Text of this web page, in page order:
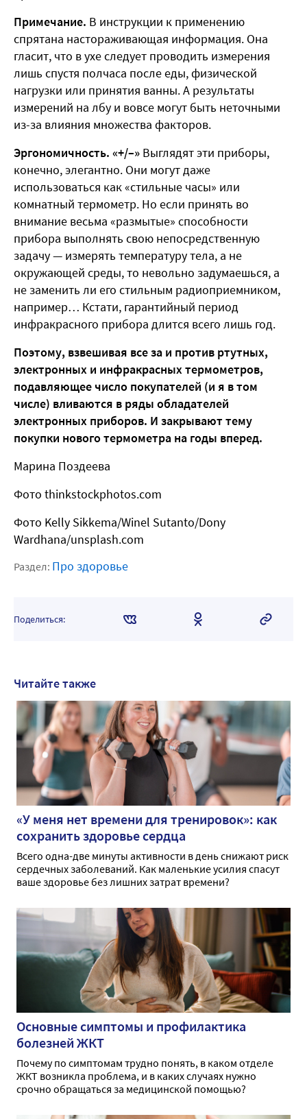
Примечание. В инструкции к применению
спрятана настораживающая информация. Она
гласит, что в ухе следует проводить измерения
лишь спустя полчаса после еды, физической
нагрузки или принятия ванны. А результаты
измерений на лбу и вовсе могут быть неточными
из-за влияния множества факторов.
Эргономичность. «+/–» Выглядят эти приборы,
конечно, элегантно. Они могут даже
использоваться как «стильные часы» или
комнатный термометр. Но если принять во
внимание весьма «размытые» способности
прибора выполнять свою непосредственную
задачу — измерять температуру тела, а не
окружающей среды, то невольно задумаешься, а
не заменить ли его стильным радиоприемником,
например… Кстати, гарантийный период
инфракрасного прибора длится всего лишь год.
Поэтому, взвешивая все за и против ртутных,
электронных и инфракрасных термометров,
подавляющее число покупателей (и я в том
числе) вливаются в ряды обладателей
электронных приборов. И закрывают тему
покупки нового термометра на годы вперед.
Марина Поздеева
Фото thinkstockphotos.com
Фото Kelly Sikkema/Winel Sutanto/Dony
Wardhana/unsplash.com
Раздел: Про здоровье
Поделиться:
Читайте также
«У меня нет времени для тренировок»: как
сохранить здоровье сердца
Всего одна-две минуты активности в день снижают риск
сердечных заболеваний. Как маленькие усилия спасут
ваше здоровье без лишних затрат времени?
Основные симптомы и профилактика
болезней ЖКТ
Почему по симптомам трудно понять, в каком отделе
ЖКТ возникла проблема, и в каких случаях нужно
срочно обращаться за медицинской помощью?